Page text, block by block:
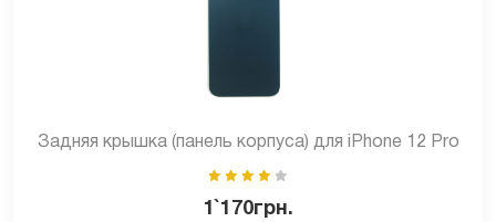
Задняя крышка (панель корпуса) для iPhone 12 Pro
1`170грн.